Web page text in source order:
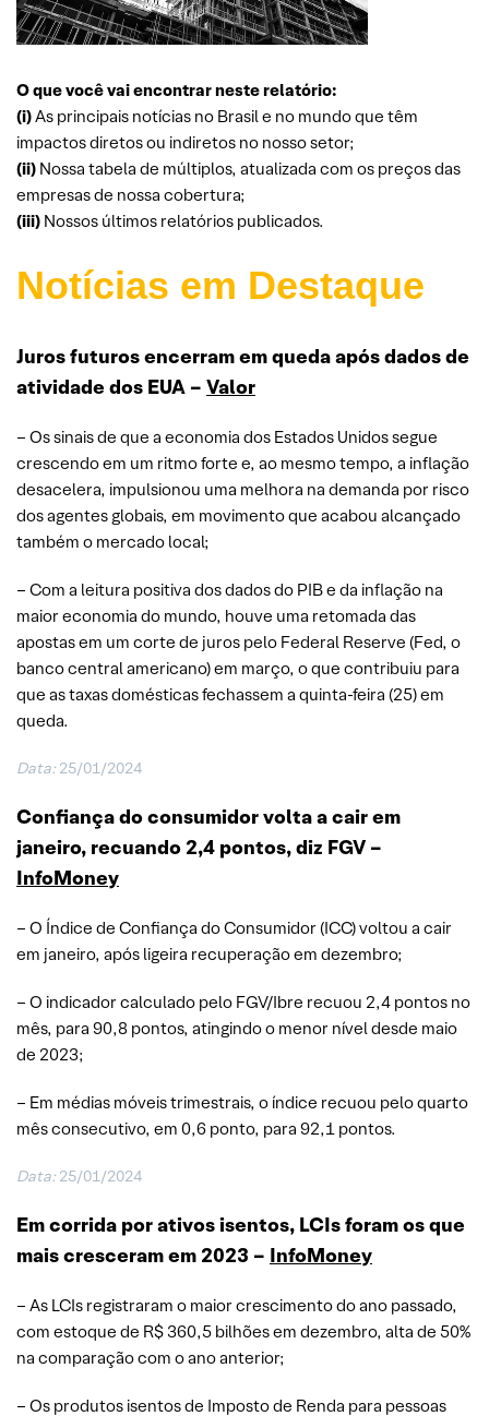
O que você vai encontrar neste relatório:
(i)As principais notícias no Brasil e no mundo que têm
impactos diretos ou indiretos no nosso setor;
(ii) Nossa tabela de múltiplos, atualizada com os preços das
empresas de nossa cobertura;
(iii) Nossos últimos relatórios publicados.
Notícias em Destaque
Juros futuros encerram em queda após dados de
atividade dos EUA – Valor
– Os sinais de que a economia dos Estados Unidos segue
crescendo em um ritmo forte e, ao mesmo tempo, a inflação
desacelera, impulsionou uma melhora na demanda por risco
dos agentes globais, em movimento que acabou alcançado
também o mercado local;
– Com a leitura positiva dos dados do PIB e da inflação na
maior economia do mundo, houve uma retomada das
apostas em um corte de juros pelo Federal Reserve (Fed, o
banco central americano) em março, o que contribuiu para
que as taxas domésticas fechassem a quinta-feira (25) em
queda.
Data: 25/01/2024
Confiança do consumidor volta a cair em
janeiro, recuando 2,4 pontos, diz FGV –
InfoMoney
– O Índice de Confiança do Consumidor (ICC) voltou a cair
em janeiro, após ligeira recuperação em dezembro;
– O indicador calculado pelo FGV/Ibre recuou 2,4 pontos no
mês, para 90,8 pontos, atingindo o menor nível desde maio
de 2023;
– Em médias móveis trimestrais, o índice recuou pelo quarto
mês consecutivo, em 0,6 ponto, para 92,1 pontos.
Data: 25/01/2024
Em corrida por ativos isentos, LCIs foram os que
mais cresceram em 2023 – InfoMoney
– As LCIs registraram o maior crescimento do ano passado,
com estoque de R$ 360,5 bilhões em dezembro, alta de 50%
na comparação com o ano anterior;
– Os produtos isentos de Imposto de Renda para pessoas